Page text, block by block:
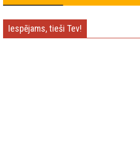
Iespējams, tieši Tev!